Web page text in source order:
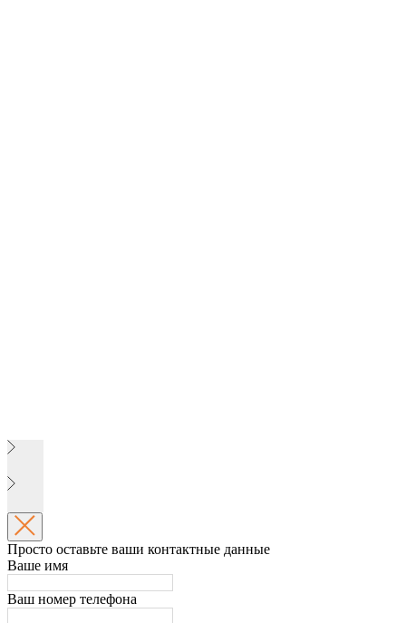
Просто оставьте ваши контактные данные
Ваше имя
Ваш номер телефона